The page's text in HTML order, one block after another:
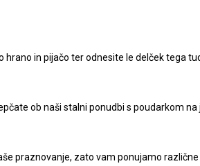
hrano in pijačo ter odnesite le delček tega
ob naši stalni ponudbi s poudarkom na
praznovanje, zato vam ponujamo različne